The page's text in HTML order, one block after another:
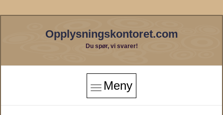
Opplysningskontoret.com
Du spør, vi svarer!
Meny